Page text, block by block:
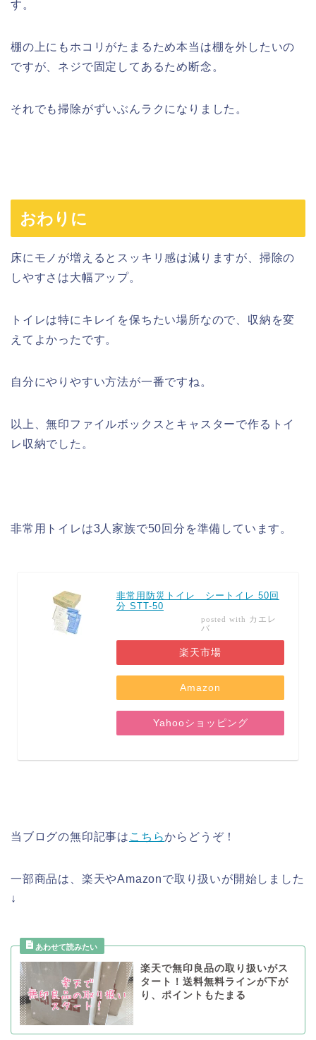
す。
棚の上にもホコリがたまるため本当は棚を外したいの
ですが、ネジで固定してあるため断念。
それでも掃除がずいぶんラクになりました。
おわりに
床にモノが増えるとスッキリ感は減りますが、掃除の
しやすさは大幅アップ。
トイレは特にキレイを保ちたい場所なので、収納を変
えてよかったです。
自分にやりやすい方法が一番ですね。
以上、無印ファイルボックスとキャスターで作るトイ
レ収納でした。
非常用トイレは3人家族で50回分を準備しています。
非常用防災トイレ シートイレ 50回
分 STT-50
posted with カエレ
バ
楽天市場
Amazon
Yahooショッピング
当ブログの無印記事は こちらからどうぞ！
一部商品は、楽天やAmazonで取り扱いが開始しました
↓
楽天で無印良品の取り扱いがス
タート！送料無料ラインが下が
り、ポイントもたまる